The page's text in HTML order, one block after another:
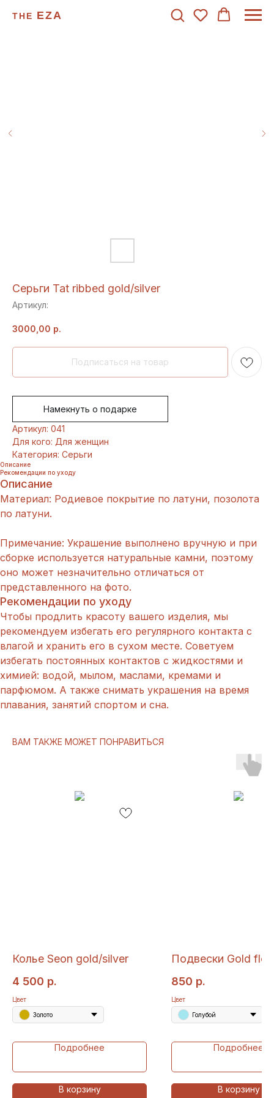
THE EZA
Серьги Tat ribbed gold/silver
Артикул:
3000,00 р.
Намекнуть о подарке
Артикул: 041
Для кого: Для женщин
Категория: Серьги
Описание
Рекомендации по уходу
Описание
Материал: Родиевое покрытие по латуни, позолота
по латуни.
Примечание: Украшение выполнено вручную и при
сборке используется натуральные камни, поэтому
оно может незначительно отличаться от
представленного на фото.
Рекомендации по уходу
Чтобы продлить красоту вашего изделия, мы
рекомендуем избегать его регулярного контакта с
влагой и хранить его в сухом месте. Советуем
избегать постоянных контактов с жидкостями и
химией: водой, мылом, маслами, кремами и
парфюмом. А также снимать украшения на время
плавания, занятий спортом и сна.
ВАМ ТАКЖЕ МОЖЕТ ПОНРАВИТЬСЯ
Колье Seon gold/silver
4 500 р.
Цвет
Золото
Подробнее
В корзину
Подвески Gold
850 р.
Цвет
Голубой
Подробнее
В корзину